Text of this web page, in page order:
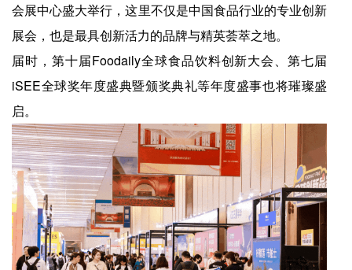
会展中心盛大举行，这里不仅是中国食品行业的专业创新
展会，也是最具创新活力的品牌与精英荟萃之地。
届时，第十届Foodaily全球食品饮料创新大会、第七届
iSEE全球奖年度盛典暨颁奖典礼等年度盛事也将璀璨盛
启。